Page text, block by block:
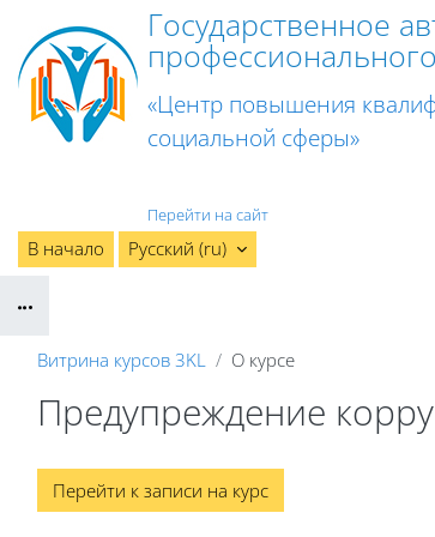
Перейти к основному содержанию
Государственное
«Центр повышения
социальной сферы»
Перейти на сайт
В начало Русский ‎(ru)‎
Блоки
Витрина курсов 3KL О курсе
Предупреждение
Блоки
Перейти к записи на курс